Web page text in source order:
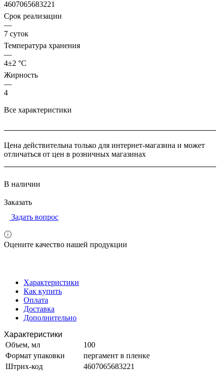
4607065683221
Срок реализации
—
7 суток
Температура хранения
—
4±2 °С
Жирность
—
4
Все характеристики
Цена действительна только для интернет-магазина и может
отличаться от цен в розничных магазинах
В наличии
Заказать
Задать вопрос
Оцените качество нашей продукции
Характеристики
Как купить
Оплата
Доставка
Дополнительно
Характеристики
Объем, мл
100
Формат упаковки
пергамент в пленке
Штрих-код
4607065683221